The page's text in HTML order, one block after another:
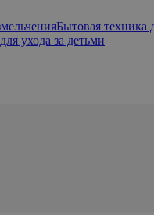
Бытовая техника
ухода за детьми